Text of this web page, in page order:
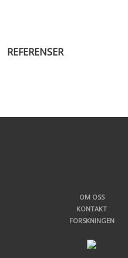
REFERENSER
OM OSS
KONTAKT
FORSKNINGEN